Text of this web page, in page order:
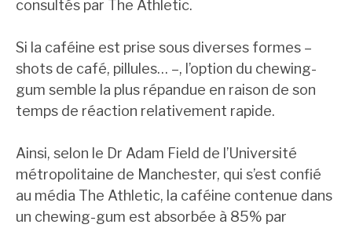
consultés par The Athletic.
Si la caféine est prise sous diverses formes –
shots de café, pillules… –, l’option du chewing-
gum semble la plus répandue en raison de son
temps de réaction relativement rapide.
Ainsi, selon le Dr Adam Field de l’Université
métropolitaine de Manchester, qui s’est confié
au média The Athletic, la caféine contenue dans
un chewing-gum est absorbée à 85% par